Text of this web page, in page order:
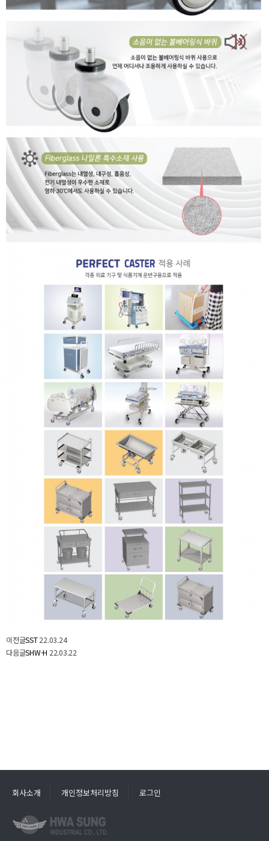
이전글SST 22.03.24
다음글SHW-H 22.03.22
회사소개 개인정보처리방침 로그인